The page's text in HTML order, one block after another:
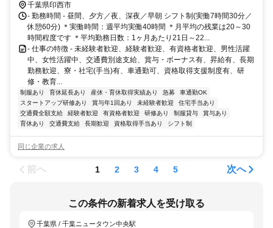
千葉県印西市
- 勤務時間 - 昼間、夕方／夜、深夜／早朝 シフト制(実働7時間30分／
休憩60分) ＊実働時間：週平均実働40時間 ＊月平均の残業は20～30
時間程度です ＊平均勤務日数：1ヶ月あたり21日～22...
- 仕事の特徴 - 未経験者歓迎、経験者歓迎、有資格者歓迎、男性活躍
中、女性活躍中、交通費別途支給、賞与・ボーナス有、昇給有、長期
勤務歓迎、寮・社宅(手当)有、車通勤可、資格取得支援制度有、研
修・教育...
制服あり 育休延長あり 産休・育休取得実績あり 急募
車通勤OK
スタートアップ研修あり
賞与年1回あり 未経験者歓迎
住宅手当あり
交通費全額支給
経験者歓迎 有資格者歓迎 研修あり 制服貸与
賞与あり
育休あり
交通費支給 長期歓迎 資格取得手当あり シフト制
同じ企業の求人
前へ 1 2 3 4 5 次へ
この条件の新着求人を受け取る
千葉県 / 千葉ニュータウン中央駅